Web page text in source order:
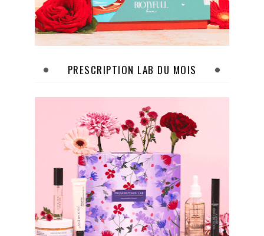
PRESCRIPTION LAB DU MOIS